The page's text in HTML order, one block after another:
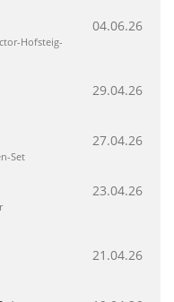
04.06.26
Hofsteig-
29.04.26
27.04.26
Set
23.04.26
21.04.26